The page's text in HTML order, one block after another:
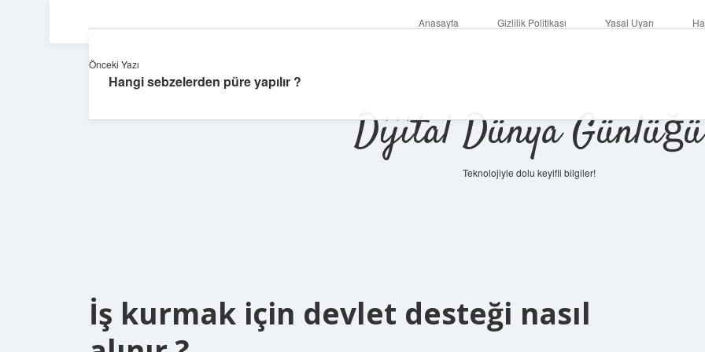
Anasayfa Gizlilik Politikası Yasal Uyarı
Dijital Dünya Günlüğü
Teknolojiyle dolu keyifli bilgiler!
İş kurmak için devlet desteği nasıl
Önceki Yazı
Hangi sebzelerden püre yapılır ?